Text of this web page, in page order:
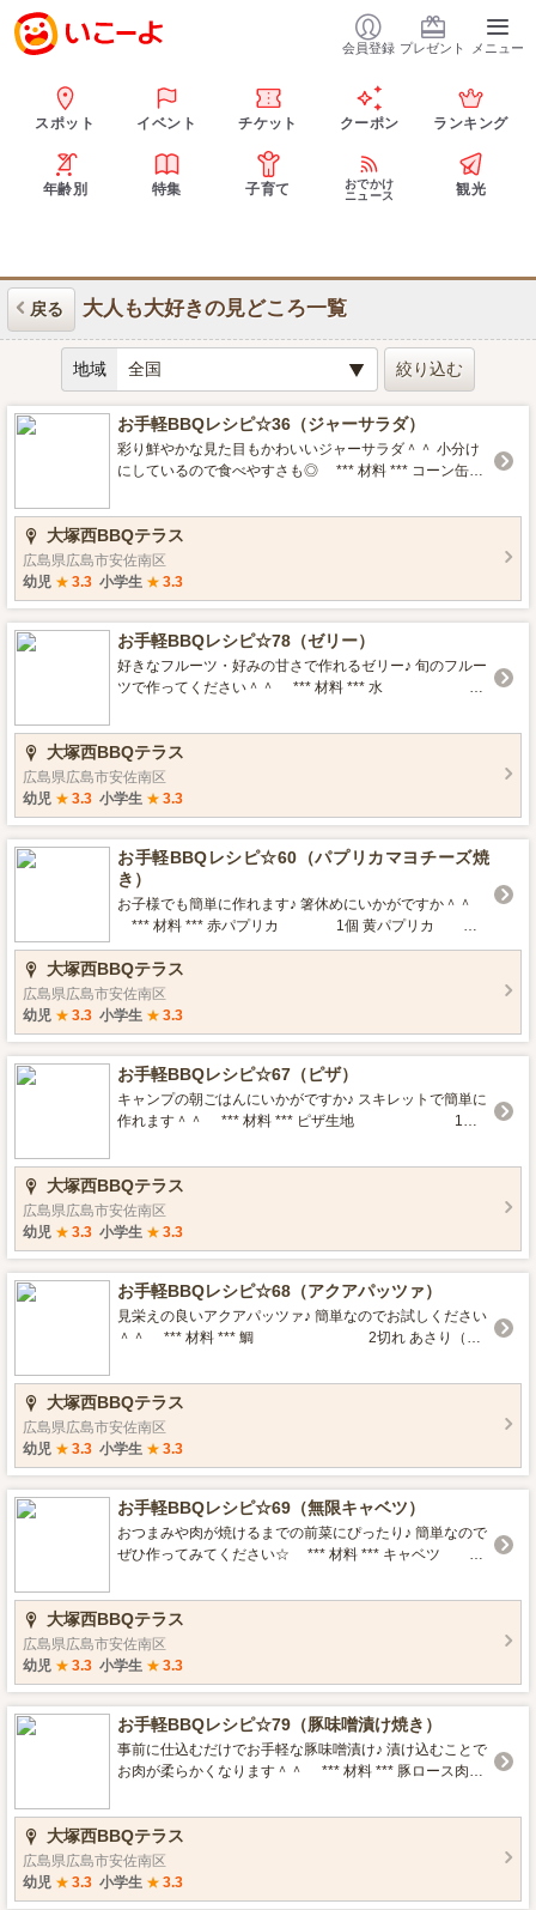
会員登録 プレゼント メニュー
スポット イベント チケット クーポン ランキング
年齢別 特集 子育て
おでかけ
ニュース
観光
戻る 大人も大好きの見どころ一覧
地域
お手軽BBQレシピ☆36（ジャーサラダ）
彩り鮮やかな見た目もかわいいジャーサラダ＾＾ 小分け
にしているので食べやすさも◎ *** 材料 *** コーン缶
凍） 適量 ミニトマト 10個 胡瓜
1本 人参 1/2本 パプリカ（赤・
黄） それぞれ1/2個 レタス 適量 サニー
レタス 適量 ドレッシング 適量 ***トッピ
ング*** ベーコン 適量 チーズ
適量 カニカマ 適量 *** クッキング *** 材料
全てを揃える必要はないです。 お好みの具材をご用意く
ださい。 コーン缶・シーチキンは汁気をとっておく。 冷
凍のむき枝豆は流水解凍する。 全ての食材を食べやすい
る。 お好きな具材を層になるように入れていけば完成☆
お好みでトッピングをのせてどうぞ♪ 硬めの野菜から入れ
ていくと出来上がりがきれいで、食べる時も混ぜやすい
です。
大塚西BBQテラス
広島県広島市安佐南区
幼児 ★ 3.3 小学生 ★ 3.3
お手軽BBQレシピ☆78（ゼリー）
好きなフルーツ・好みの甘さで作れるゼリー♪ 旬のフルー
ツで作ってください＾＾ *** 材料 *** 水
なフルーツ *** クッキング *** フルーツ缶のシロップだ
けを取り出し水を加えて250ccにする。 鍋に水50cc・ゼ
ラチン・砂糖を入れて弱火で混ぜ合わせる。 ゼラチンと
砂糖がとけたらシロップ水250ccを入れる。 沸騰する前
に火から離し、フルーツを加えて冷蔵庫で冷やす。 固ま
ったら完成☆ 簡単にできるので、ぜひお子さんと作って
みてください＾＾
大塚西BBQテラス
広島県広島市安佐南区
幼児 ★ 3.3 小学生 ★ 3.3
お手軽BBQレシピ☆60（パプリカマヨチーズ焼
き）
お子様でも簡単に作れます♪ 箸休めにいかがですか＾＾
*** 材料 *** 赤パプリカ 1個 黄パプリカ
1個 ピザ用チーズ 100g マヨチーズ 適量
塩・胡椒 少々 パセリ 少々 お好み
で☆ *にんにく *コンソメ（顆粒） *** クッキング *** パ
プリカを縦半分に切り、種を取り除く。 パプリカにマヨ
ネーズを塗り、チーズをかけて火にかける。 パプリカが
しんなりしたら完成☆ お好みでニンニクマヨにしたり、
塩胡椒をコンソメに変えても◎ お子様が一人でできるレ
シピなので一緒に楽しみましょう♪
大塚西BBQテラス
広島県広島市安佐南区
幼児 ★ 3.3 小学生 ★ 3.3
お手軽BBQレシピ☆67（ピザ）
キャンプの朝ごはんにいかがですか♪ スキレットで簡単に
作れます＾＾ *** 材料 *** ピザ生地 1枚
2本 ベーコン 1枚 コーン
大2 とろけるチーズ 大4 オリーブオイル
適量 ピザソース お好みで♪ *ミニトマト *パセリ ***
クッキング *** スキレットにオリーブオイルを塗り、ピザ
生地を敷く。 生地にピザソースを塗り、スライスした玉
ねぎ・ウィンナー・ベーコン・コーンをのせる。 チーズ
を載せたらコンロ（弱火）で焼く。 生地がカリッと焼け
てチーズがとけてないときは、火から離しバーナーで表
面を炙る。 チーズがとろりとしたら完成☆ お好みでパセ
オススメ♪ 強火の網の上だと焦げることもあるので弱火の
箇所で作ってください＾＾ ピザソースがない時はケチャ
ップで代用しても◎
大塚西BBQテラス
広島県広島市安佐南区
幼児 ★ 3.3 小学生 ★ 3.3
お手軽BBQレシピ☆68（アクアパッツァ）
見栄えの良いアクアパッツァ♪ 簡単なのでお試しください
＾＾ *** 材料 *** 鯛 2切れ あさり（砂
1袋 にんにく 1かけ オリーブオイル 大
1 ケッパー 大1 （なければオリーブ） 酒・
水 各大3 イタリアンパセリ 適量 *** クッ
キング *** にんにくは薄切りにしてしめじは小房にわけ
る。 あさりはこすり洗いをする。 鍋にオリーブオイルと
にんにくを入れて、香りが出てきたら鯛の皮面をさっと
やきひっくり返す。 あさり・しめじ・ミニトマト・ケッ
パー・酒・水を加えて蓋をして煮る。 あさりの口が開い
たらイタリアンパセリを飾って完成☆ 残ったスープはパ
できます＾＾
大塚西BBQテラス
広島県広島市安佐南区
幼児 ★ 3.3 小学生 ★ 3.3
お手軽BBQレシピ☆69（無限キャベツ）
おつまみや肉が焼けるまでの前菜にぴったり♪ 簡単なので
ぜひ作ってみてください☆ *** 材料 *** キャベツ
大2 いりごま 大1 お好みで☆ *塩昆布
*** クッキング *** キャベツを食べやすい大きさにちぎ
る。 ちぎったキャベツにごま油をかけてよく混ぜ、白だ
しも合わせる。 いりごまをかけたら完成☆ お好みで塩昆
布やにんにくチューブを混ぜても＾＾
大塚西BBQテラス
広島県広島市安佐南区
幼児 ★ 3.3 小学生 ★ 3.3
お手軽BBQレシピ☆79（豚味噌漬け焼き）
事前に仕込むだけでお手軽な豚味噌漬け♪ 漬け込むことで
お肉が柔らかくなります＾＾ *** 材料 *** 豚ロース肉
1 ◆酒 大1 ◆はちみつ 大1 ◆醤
油 小1 ◆ごま油 小1 ◆にんにくチ
ューブ 少々 ◆しょうがチューブ 少々 お好みで☆ *ト
マト *レタス *ブロッコリー *** クッキング ** 豚肉は筋
切りしてフォークで数か所刺しておく。 ◆を全てビニー
大塚西BBQテラス
広島県広島市安佐南区
幼児 ★ 3.3 小学生 ★ 3.3